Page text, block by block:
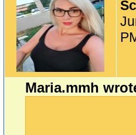
Maria.mmh